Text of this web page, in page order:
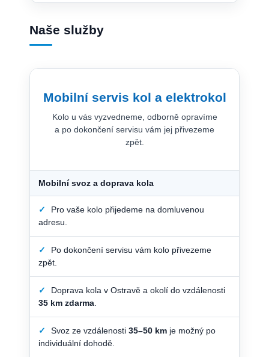
Naše služby
Mobilní servis kol a elektrokol
Kolo u vás vyzvedneme, odborně opravíme
a po dokončení servisu vám jej přivezeme
zpět.
Mobilní svoz a doprava kola
✓
Pro vaše kolo přijedeme na domluvenou
adresu.
✓
Po dokončení servisu vám kolo přivezeme
zpět.
✓
Doprava kola v Ostravě a okolí do vzdálenosti
35 km zdarma
✓ Svoz ze vzdálenosti 35–50 km je možný po
individuální dohodě.